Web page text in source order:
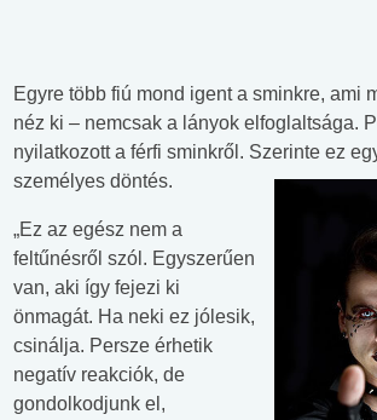
Egyre több fiú mond igent a sminkre, ami
néz ki – nemcsak a lányok elfoglaltsága.
nyilatkozott a férfi sminkről. Szerinte ez
személyes döntés.
„Ez az egész nem a
feltűnésről szól. Egyszerűen
van, aki így fejezi ki
önmagát. Ha neki ez jólesik,
csinálja. Persze érhetik
negatív reakciók, de
gondolkodjunk el,